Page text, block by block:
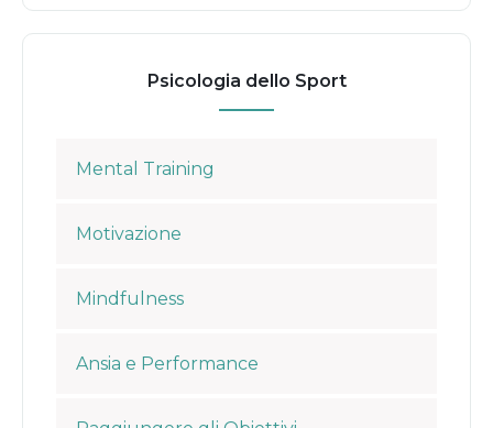
Psicologia dello Sport
Mental Training
Motivazione
Mindfulness
Ansia e Performance